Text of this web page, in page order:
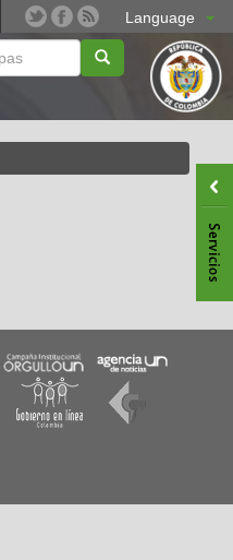
Language